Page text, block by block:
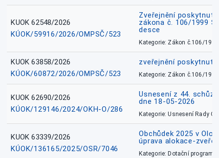
KUOK 62548/2026
KÚOK/59916/2026/OMPSČ/523
Zveřejnění
zákona č. 106/1999
desce
Kategorie: Zákon č.106/1999
KUOK 63858/2026
KÚOK/60872/2026/OMPSČ/523
zveřejnění
Kategorie: Zákon č.106/1999
KUOK 62690/2026
KÚOK/129146/2024/OKH-O/286
Usnesení z 44.
dne 18-05-2026
Kategorie: Usnesení Rady
KUOK 63339/2026
KÚOK/136165/2025/OSR/7046
Obchůdek 2025 v
úprava alokace-
Kategorie: Dotační